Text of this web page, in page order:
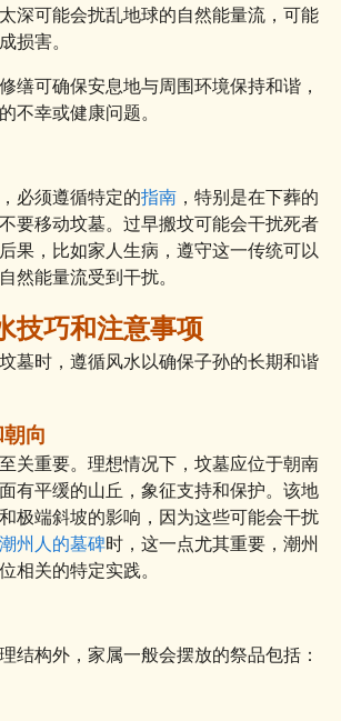
深可能会扰乱地球的自然能量流，可能
损害。
缮可确保安息地与周围环境保持和谐，
不幸或健康问题。
必须遵循特定的指南 ，特别是在下葬的
要移动坟墓。过早搬坟可能会干扰死者
果，比如家人生病，遵守这一传统可以
然能量流受到干扰。
技巧和注意事项
墓时，遵循风水以确保子孙的长期和谐
向
关重要。理想情况下，坟墓应位于朝南
有平缓的山丘，象征支持和保护。该地
极端斜坡的影响，因为这些可能会干扰
潮州人的墓碑时，这一点尤其重要，潮州
相关的特定实践。
结构外，家属一般会摆放的祭品包括：